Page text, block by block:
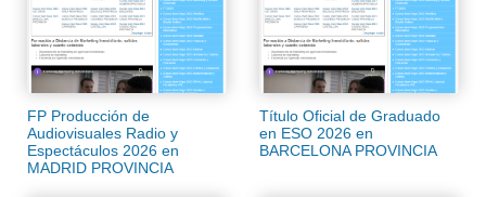
FP Producción de
Audiovisuales Radio y
Espectáculos 2026 en
MADRID PROVINCIA
Título Oficial de Graduado
en ESO 2026 en
BARCELONA PROVINCIA